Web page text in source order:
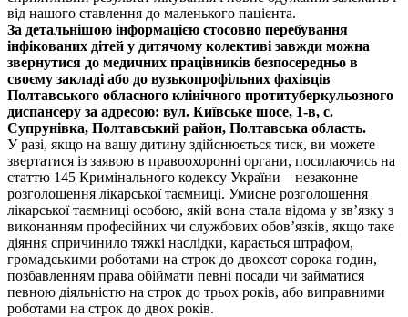
від нашого ставлення до маленького пацієнта.
За детальнішою інформацією стосовно перебування
інфікованих дітей у дитячому колективі завжди можна
звернутися до медичних працівників безпосередньо в
своєму закладі або до вузькопрофільних фахівців
Полтавського обласного клінічного протитуберкульозного
диспансеру за адресою: вул. Київське шосе, 1-в, с.
Супрунівка, Полтавський район, Полтавська область.
У разі, якщо на вашу дитину здійснюється тиск, ви можете
звертатися із заявою в правоохоронні органи, посилаючись на
статтю 145 Кримінального кодексу України – незаконне
розголошення лікарської таємниці. Умисне розголошення
лікарської таємниці особою, якій вона стала відома у зв’язку з
виконанням професійних чи службових обов’язків, якщо таке
діяння спричинило тяжкі наслідки, карається штрафом,
громадськими роботами на строк до двохсот сорока годин,
позбавленням права обіймати певні посади чи займатися
певною діяльністю на строк до трьох років, або виправними
роботами на строк до двох років.